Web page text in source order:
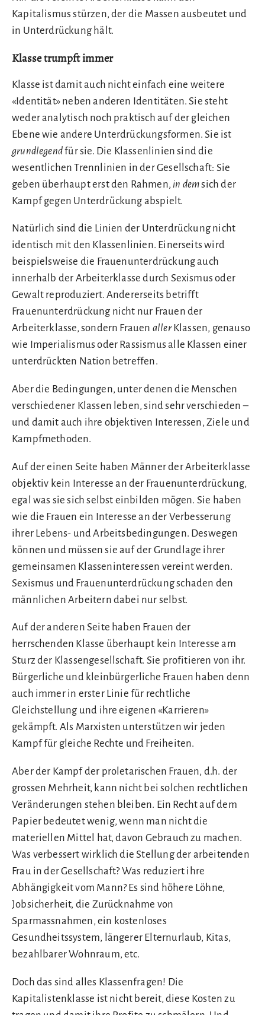
Kapitalismus stürzen, der die Massen ausbeutet und
in Unterdrückung hält.
Klasse trumpft immer
Klasse ist damit auch nicht einfach eine weitere
«Identität» neben anderen Identitäten. Sie steht
weder analytisch noch praktisch auf der gleichen
Ebene wie andere Unterdrückungsformen. Sie ist
grundlegendfür sie. Die Klassenlinien sind die
wesentlichen Trennlinien in der Gesellschaft: Sie
geben überhaupt erst den Rahmen, in demsich der
Kampf gegen Unterdrückung abspielt.
Natürlich sind die Linien der Unterdrückung nicht
identisch mit den Klassenlinien. Einerseits wird
beispielsweise die Frauenunterdrückung auch
innerhalb der Arbeiterklasse durch Sexismus oder
Gewalt reproduziert. Andererseits betrifft
Frauenunterdrückung nicht nur Frauen der
Arbeiterklasse, sondern Frauen aller Klassen, genauso
wie Imperialismus oder Rassismus alle Klassen einer
unterdrückten Nation betreffen.
Aber die Bedingungen, unter denen die Menschen
verschiedener Klassen leben, sind sehr verschieden –
und damit auch ihre objektiven Interessen, Ziele und
Kampfmethoden.
Auf der einen Seite haben Männer der Arbeiterklasse
objektiv kein Interesse an der Frauenunterdrückung,
egal was sie sich selbst einbilden mögen. Sie haben
wie die Frauen ein Interesse an der Verbesserung
ihrer Lebens- und Arbeitsbedingungen. Deswegen
können und müssen sie auf der Grundlage ihrer
gemeinsamen Klasseninteressen vereint werden.
Sexismus und Frauenunterdrückung schaden den
männlichen Arbeitern dabei nur selbst.
Auf der anderen Seite haben Frauen der
herrschenden Klasse überhaupt kein Interesse am
Sturz der Klassengesellschaft. Sie profitieren von ihr.
Bürgerliche und kleinbürgerliche Frauen haben denn
auch immer in erster Linie für rechtliche
Gleichstellung und ihre eigenen «Karrieren»
gekämpft. Als Marxisten unterstützen wir jeden
Kampf für gleiche Rechte und Freiheiten.
Aber der Kampf der proletarischen Frauen, d.h. der
grossen Mehrheit, kann nicht bei solchen rechtlichen
Veränderungen stehen bleiben. Ein Recht auf dem
Papier bedeutet wenig, wenn man nicht die
materiellen Mittel hat, davon Gebrauch zu machen.
Was verbessert wirklich die Stellung der arbeitenden
Frau in der Gesellschaft? Was reduziert ihre
Abhängigkeit vom Mann? Es sind höhere Löhne,
Jobsicherheit, die Zurücknahme von
Sparmassnahmen, ein kostenloses
Gesundheitssystem, längerer Elternurlaub, Kitas,
bezahlbarer Wohnraum, etc.
Doch das sind alles Klassenfragen! Die
Kapitalistenklasse ist nicht bereit, diese Kosten zu